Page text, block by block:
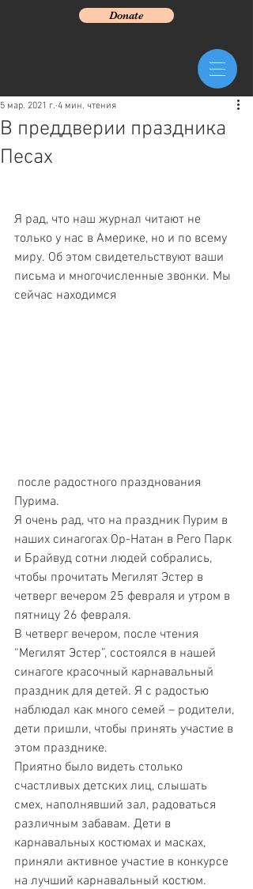
Donate
В преддверии праздника
Песах
5 мар. 2021 г. 4 мин. чтения
Я рад, что наш журнал читают не
только у нас в Америке, но и по всему
миру. Об этом свидетельствуют ваши
письма и многочисленные звонки. Мы
сейчас находимся
Пурима.
Я очень рад, что на праздник Пурим в
наших синагогах Ор-Натан в Рего Парк
и Брайвуд сотни людей собрались,
чтобы прочитать Мегилят Эстер в
четверг вечером 25 февраля и утром в
пятницу 26 февраля.
В четверг вечером, после чтения
“Мегилят Эстер”, состоялся в нашей
синагоге красочный карнавальный
праздник для детей. Я с радостью
наблюдал как много семей – родители,
дети пришли, чтобы принять участие в
этом празднике.
Приятно было видеть столько
счастливых детских лиц, слышать
смех, наполнявший зал, радоваться
различным забавам. Дети в
карнавальных костюмах и масках,
приняли активное участие в конкурсе
на лучший карнавальный костюм.